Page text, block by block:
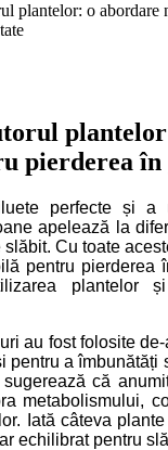
plantelor: o abordare
pierderea în
perfecte și
apelează la
Cu toate
pentru pierderea
plantelor
au fost folosite
pentru a îmbunătăți
că
metabolismului,
Iată câteva
echilibrat pentru